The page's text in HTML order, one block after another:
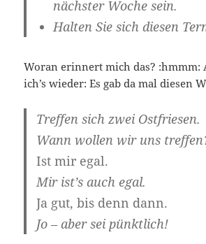
nächster Woche sein.
Halten Sie sich diesen
Woran erinnert mich das? :hmmm:
ich’s wieder: Es gab da mal diesen
Treffen sich zwei Ostfriesen.
Wann wollen wir uns
Ist mir egal.
Mir ist’s auch egal.
Ja gut, bis denn dann.
Jo – aber sei pünktlich!